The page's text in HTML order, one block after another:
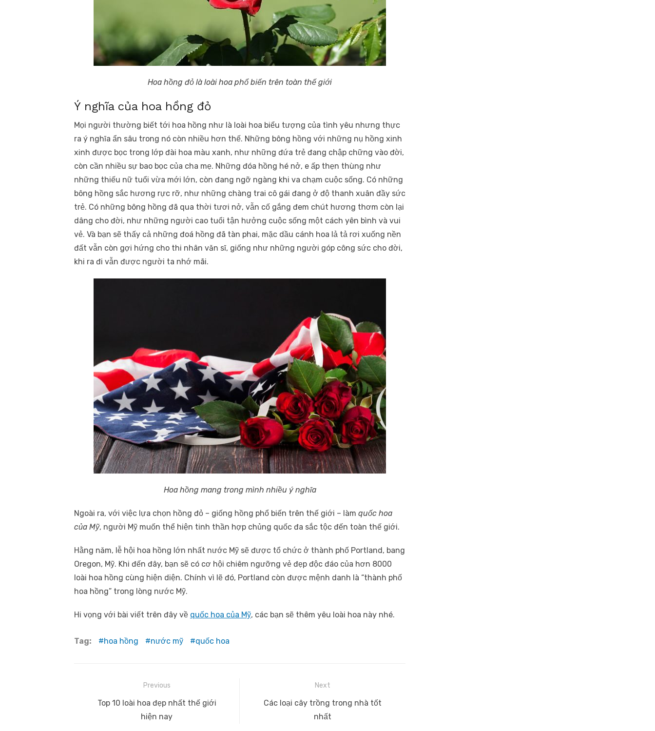
Hoa hồng đỏ là loài hoa phổ biến trên toàn thế giới
Ý nghĩa của hoa hồng đỏ
Mọi người thường biết tới hoa hồng như là loài hoa biểu tượng của tình yêu nhưng thực
ra ý nghĩa ẩn sâu trong nó còn nhiều hơn thế. Những bông hồng với những nụ hồng xinh
xinh được bọc trong lớp đài hoa màu xanh, như những đứa trẻ đang chập chững vào đời,
còn cần nhiều sự bao bọc của cha mẹ. Những đóa hồng hé nở, e ấp thẹn thùng như
những thiếu nữ tuổi vừa mới lớn, còn đang ngỡ ngàng khi va chạm cuộc sống. Có những
bông hồng sắc hương rực rỡ, như những chàng trai cô gái đang ở độ thanh xuân đầy sức
trẻ. Có những bông hồng đã qua thời tươi nở, vẫn cố gắng đem chút hương thơm còn lại
dâng cho đời, như những người cao tuổi tận hưởng cuộc sống một cách yên bình và vui
vẻ. Và bạn sẽ thấy cả những đoá hồng đã tàn phai, mặc dầu cánh hoa lả tả rơi xuống nền
đất vẫn còn gợi hứng cho thi nhân văn sĩ, giống như những người góp công sức cho đời,
khi ra đi vẫn được người ta nhớ mãi.
Hoa hồng mang trong mình nhiều ý nghĩa
Ngoài ra, với việc lựa chọn hồng đỏ – giống hồng phổ biến trên thế giới – làm quốc hoa
của Mỹ, người Mỹ muốn thể hiện tinh thần hợp chủng quốc đa sắc tộc đến toàn thế giới.
Hằng năm, lễ hội hoa hồng lớn nhất nước Mỹ sẽ được tổ chức ở thành phố Portland, bang
Oregon, Mỹ. Khi đến đây, bạn sẽ có cơ hội chiêm ngưỡng vẻ đẹp độc đáo của hơn 8000
loài hoa hồng cùng hiện diện. Chính vì lẽ đó, Portland còn được mệnh danh là “thành phố
hoa hồng” trong lòng nước Mỹ.
Hi vọng với bài viết trên đây về quốc hoa của Mỹ, các bạn sẽ thêm yêu loài hoa này nhé.
Tag: hoa hồng nước mỹ quốc hoa
hướng
Previous
Previous
Top 10 loài hoa đẹp nhất thế giới
hiện nay
Next
Next
Các loại cây trồng trong nhà tốt
nhất